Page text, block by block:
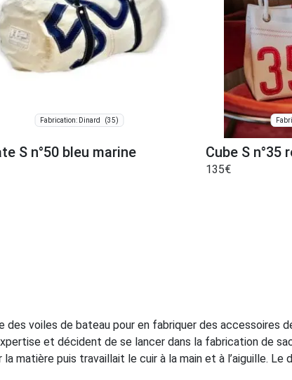
Fabrication: Dinard (35)
S n°50 bleu marine Cube S n°35
135€
des voiles de bateau pour en fabriquer des accessoires
et décident de se lancer dans la fabrication de
puis travaillait le cuir à la main et à l’aiguille. Le